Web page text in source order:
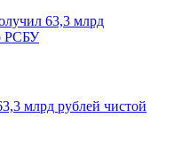
млрд рублей чистой